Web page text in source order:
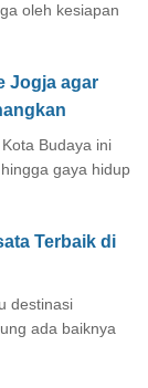
oleh kesiapan
Jogja agar
Budaya ini
gaya hidup
Terbaik di
destinasi
ada baiknya